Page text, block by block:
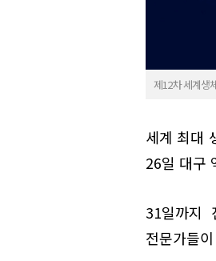
제12차 세계생
세계 최대
26일 대구
31일까지
전문가들